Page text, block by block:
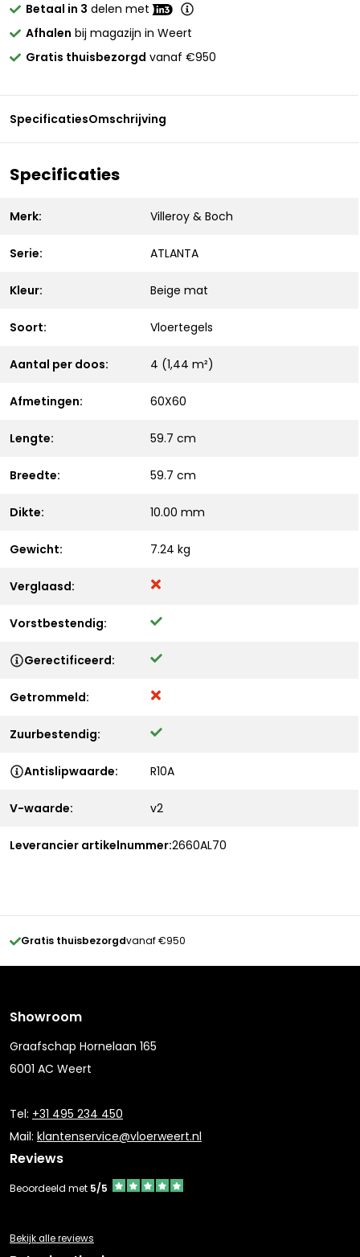
Betaal in 3 delen met
Afhalen bij magazijn in Weert
Gratis thuisbezorgd vanaf €950
SpecificatiesOmschrijving
Specificaties
Merk: Villeroy & Boch
Serie: ATLANTA
Kleur: Beige mat
Soort: Vloertegels
Aantal per doos: 4 (1,44 m²)
Afmetingen: 60X60
Lengte: 59.7 cm
Breedte: 59.7 cm
Dikte: 10.00 mm
Gewicht: 7.24 kg
Verglaasd:
Vorstbestendig:
Gerectificeerd:
Getrommeld:
Zuurbestendig:
Antislipwaarde: R10A
V-waarde: v2
Leverancier artikelnummer:2660AL70
Gratis thuisbezorgdvanaf €950
Showroom
Graafschap Hornelaan 165
6001 AC Weert
Tel: +31 495 234 450
Mail: klantenservice@vloerweert.nl
Reviews
Beoordeeld met 5/5
Bekijk alle reviews